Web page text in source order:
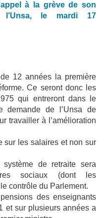
à la grève de son
l’Unsa, le mardi 17
12 années la première
Ce seront donc les
qui entreront dans le
demande de l’Unsa de
travailler à l’amélioration
sur les salaires et non sur
de retraite sera
sociaux (dont les
contrôle du Parlement.
des enseignants
et sur plusieurs années a